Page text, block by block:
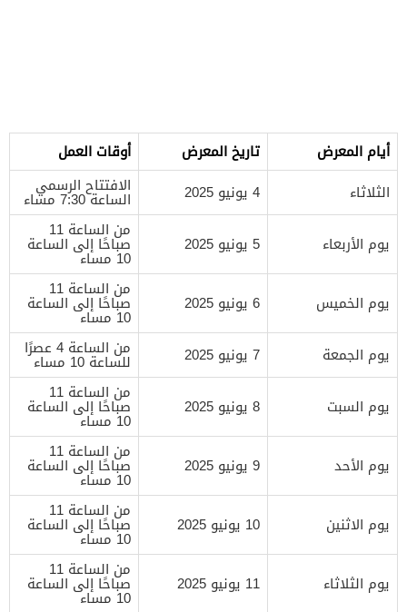
أيام المعرض تاريخ المعرض
أوقات العمل
الثلاثاء
4 يونيو 2025 الافتتاح الرسمي
الساعة 7:30 مساء
يوم الأربعاء
5 يونيو 2025
من الساعة 11
صباحًا إلى الساعة
10 مساء
يوم الخميس
6 يونيو 2025
من الساعة 11
صباحًا إلى الساعة
10 مساء
يوم الجمعة
7 يونيو 2025 من الساعة 4 عصرًا
للساعة 10 مساء
يوم السبت
8 يونيو 2025
من الساعة 11
صباحًا إلى الساعة
10 مساء
يوم الأحد
9 يونيو 2025
من الساعة 11
صباحًا إلى الساعة
10 مساء
يوم الاثنين
10 يونيو 2025
من الساعة 11
صباحًا إلى الساعة
10 مساء
يوم الثلاثاء
11 يونيو 2025
من الساعة 11
صباحًا إلى الساعة
10 مساء